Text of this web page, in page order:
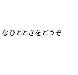
ひとときをどうぞ